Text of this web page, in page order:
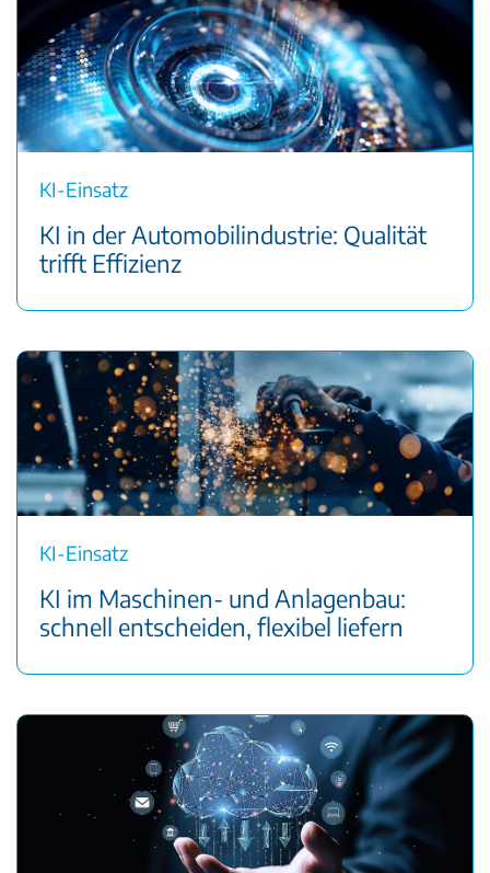
KI-Einsatz
KI in der Automobilindustrie: Qualität
trifft Effizienz
KI-Einsatz
KI im Maschinen- und Anlagenbau:
schnell entscheiden, flexibel liefern